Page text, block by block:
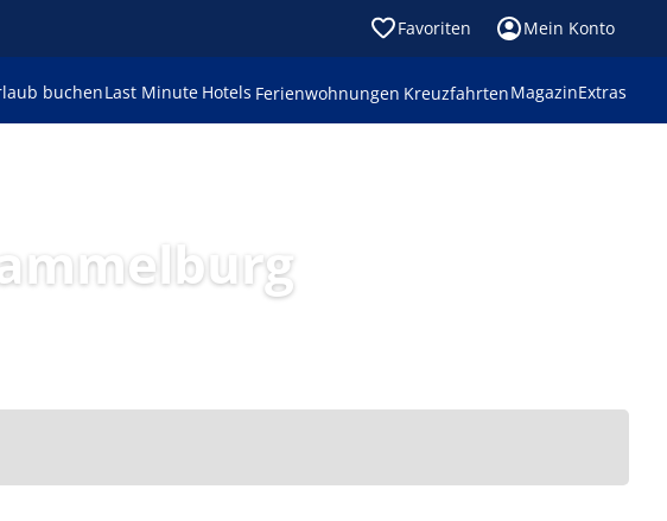
Favoriten Mein Konto
buchenLast Minute Hotels Ferienwohnungen KreuzfahrtenMagazinExtras